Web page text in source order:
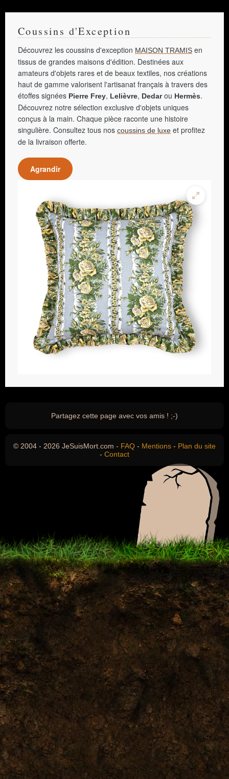
Coussins d'Exception
Découvrez les coussins d'exception MAISON TRAMIS en
tissus de grandes maisons d'édition. Destinées aux
amateurs d'objets rares et de beaux textiles, nos créations
haut de gamme valorisent l'artisanat français à travers des
étoffes signées Pierre Frey, Lelièvre, Dedarou Hermès.
Découvrez notre sélection exclusive d'objets uniques
conçus à la main. Chaque pièce raconte une histoire
singulière. Consultez tous nos coussins de luxe et profitez
de la livraison offerte.
Agrandir
Partagez cette page avec vos amis ! ;-)
© 2004 - 2026 JeSuisMort.com - FAQ - Mentions - Plan du site
- Contact